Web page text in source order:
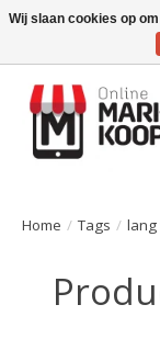
Voor 15:00 besteld,
Home / Tags / lang
Wij slaan cookies op